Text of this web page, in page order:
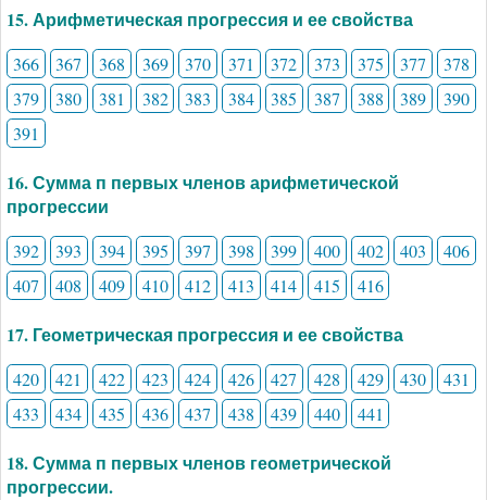
15. Арифметическая прогрессия и ее свойства
366 367 368 369 370 371 372 373 375 377
378
379
380 381 382 383 384 385 387 388 389
390
391
16. Сумма п первых членов арифметической
прогрессии
392 393 394 395 397 398 399 400 402 403
406
407
408 409 410 412 413 414 415 416
17. Геометрическая прогрессия и ее свойства
420 421 422 423 424 426 427 428 429 430
431
433
434 435 436 437 438 439 440 441
18. Сумма п первых членов геометрической
прогрессии.